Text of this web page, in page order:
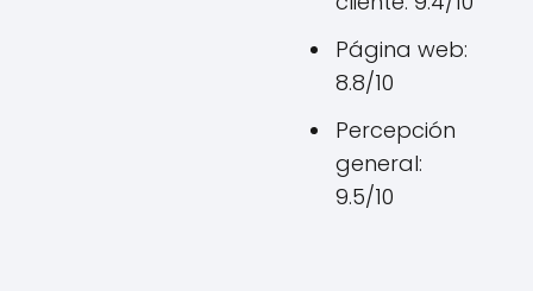
Página web:
8.8/10
Percepción
general:
9.5/10